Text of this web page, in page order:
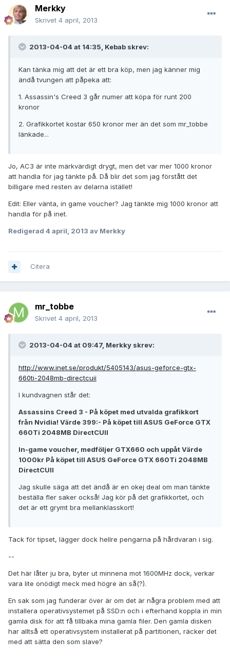
Merkky
Skrivet 4 april, 2013
2013-04-04 at 14:35, Kebab skrev:
Kan tänka mig att det är ett bra köp, men jag känner mig
ändå tvungen att påpeka att:
1. Assassin's Creed 3 går numer att köpa för runt 200
kronor
2. Grafikkortet kostar 650 kronor mer än det som mr_tobbe
länkade...
Jo, AC3 är inte märkvärdigt drygt, men det var mer 1000 kronor
att handla för jag tänkte på. Då blir det som jag förstått det
billigare med resten av delarna istället!
Edit: Eller vänta, in game voucher? Jag tänkte mig 1000 kronor att
handla för på inet.
Redigerad 4 april, 2013 av Merkky
Citera
mr_tobbe
Skrivet 4 april, 2013
2013-04-04 at 09:47, Merkky skrev:
http://www.inet.se/produkt/5405143/asus-geforce-gtx-
660ti-2048mb-directcuii
I kundvagnen står det:
Assassins Creed 3 - På köpet med utvalda grafikkort
från Nvidia! Värde 399:- På köpet till ASUS GeForce GTX
660Ti 2048MB DirectCUII
In-game voucher, medföljer GTX660 och uppåt Värde
1000kr På köpet till ASUS GeForce GTX 660Ti 2048MB
DirectCUII
Jag skulle säga att det ändå är en okej deal om man tänkte
beställa fler saker också! Jag kör på det grafikkortet, och
det är ett grymt bra mellanklasskort!
Tack för tipset, lägger dock hellre pengarna på hårdvaran i sig.
--
Det här låter ju bra, byter ut minnena mot 1600MHz dock, verkar
vara lite onödigt meck med högre än så(?).
En sak som jag funderar över är om det är några problem med att
installera operativsystemet på SSD:n och i efterhand koppla in min
gamla disk för att få tillbaka mina gamla filer. Den gamla disken
har alltså ett operativsystem installerat på partitionen, räcker det
med att sätta den som slave?